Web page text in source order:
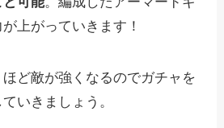
上がっていきます！
ど敵が強くなるのでガチャを
いきましょう。